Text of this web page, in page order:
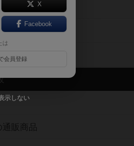
X
Facebook
は
会員登録
示しない
ラム
内
販商品